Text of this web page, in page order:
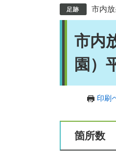
市内
市内
園）
印刷
箇所数